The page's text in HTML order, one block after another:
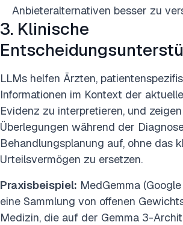
Anbieteralternativen besser zu
3. Klinische
LLMs helfen Ärzten,
Informationen im Kontext der
Evidenz zu interpretieren, und
Überlegungen während der
Behandlungsplanung auf, ohne das
Urteilsvermögen zu ersetzen.
Praxisbeispiel: MedGemma
eine Sammlung von offenen
Medizin, die auf der Gemma 3-